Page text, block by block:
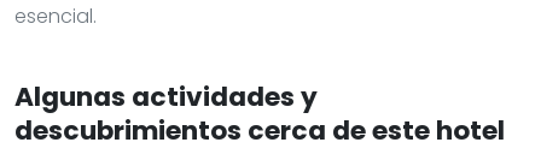
esencial.
Algunas actividades y
descubrimientos cerca de este hotel